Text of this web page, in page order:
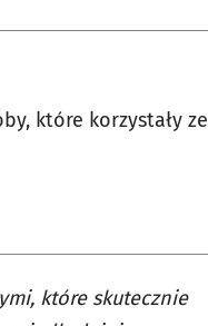
które korzystały ze
które skutecznie